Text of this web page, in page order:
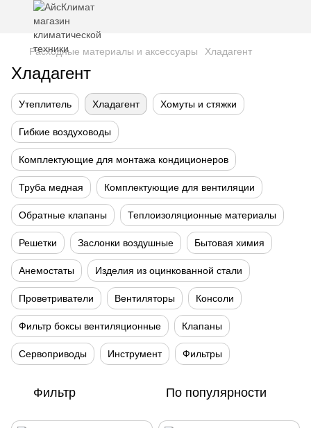
Расходные материалы и аксессуары Хладагент
Хладагент
Утеплитель Хладагент Хомуты и стяжки
Гибкие воздуховоды
Комплектующие для монтажа кондиционеров
Труба медная Комплектующие для вентиляции
Обратные клапаны Теплоизоляционные материалы
Решетки Заслонки воздушные Бытовая химия
Анемостаты Изделия из оцинкованной стали
Проветриватели Вентиляторы Консоли
Фильтр боксы вентиляционные Клапаны
Сервоприводы Инструмент Фильтры
Фильтр По популярности